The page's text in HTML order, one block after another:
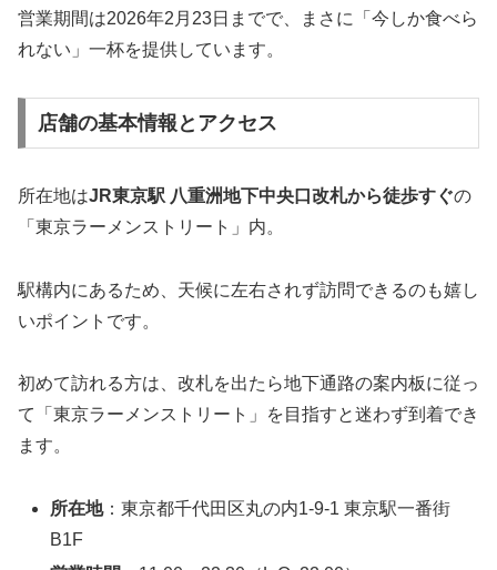
営業期間は2026年2月23日までで、まさに「今しか食べら
れない」一杯を提供しています。
店舗の基本情報とアクセス
所在地はJR東京駅 八重洲地下中央口改札から徒歩すぐの
「東京ラーメンストリート」内。
駅構内にあるため、天候に左右されず訪問できるのも嬉し
いポイントです。
初めて訪れる方は、改札を出たら地下通路の案内板に従っ
て「東京ラーメンストリート」を目指すと迷わず到着でき
ます。
所在地：東京都千代田区丸の内1-9-1 東京駅一番街
B1F